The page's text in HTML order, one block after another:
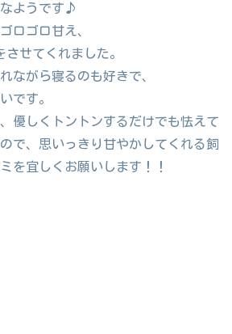
ようです♪
ロゴロ甘え、
せてくれました。
ながら寝るのも好きで、
です。
優しくトントンするだけでも怯えて
で、思いっきり甘やかしてくれる飼
を宜しくお願いします！！